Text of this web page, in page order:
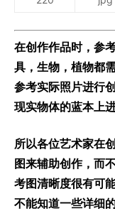
在创作作品时，参
具，生物，植物都
参考实际照片进行
现实物体的蓝本上
所以各位艺术家在
图来辅助创作，而
考图清晰度很有可
不能知道一些详细